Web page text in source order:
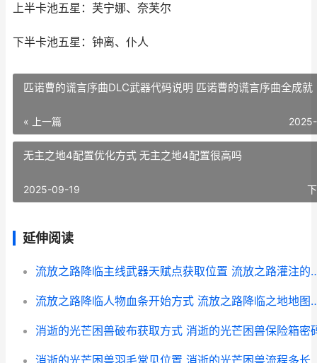
上半卡池五星：芙宁娜、奈芙尔
下半卡池五星：钟离、仆人
匹诺曹的谎言序曲DLC武器代码说明 匹诺曹的谎言序曲全成就
« 上一篇
无主之地4配置优化方式 无主之地4配置很高吗
2025-09-19
延伸阅读
流放之路降临主线武器天
流放之路降临人物血条开
消逝的光芒困兽破布获取方式 消逝的光芒困兽保险箱密
消逝的光芒困兽羽毛常见位置 消逝的光芒困兽流程多长